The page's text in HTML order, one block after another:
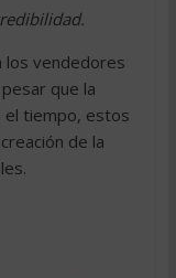
los vendedores
que la
el tiempo, estos
de la